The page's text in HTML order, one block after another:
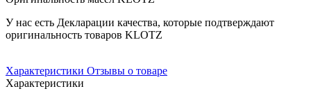
У нас есть Декларации качества, которые подтверждают
оригинальность товаров KLOTZ
Характеристики Отзывы о товаре
Характеристики